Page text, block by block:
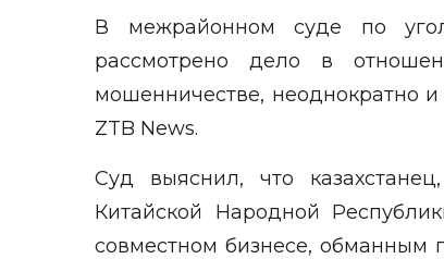
В межрайонном суде по
рассмотрено дело в
мошенничестве, неоднократно
ZTB News.
Суд выяснил, что
Китайской Народной
совместном бизнесе, обманным